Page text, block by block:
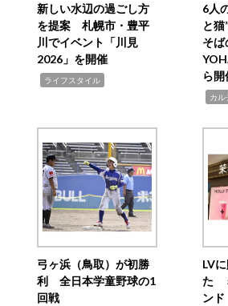
新しい水辺の過ごし方
を提案 札幌市・豊平
川でイベント「川見
2026」を開催
ライフスタイル
6人
と
そば
ら開
カル
弓ヶ浜（鳥取）が初勝
利 全日本学童野球の1
回戦
LV
た
ン